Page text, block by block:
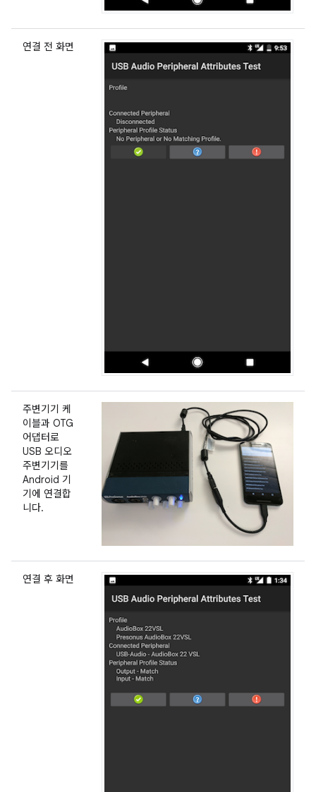
연결 전 화면
주변기기 케
이블과 OTG
어댑터로
USB 오디오
주변기기를
Android 기
기에 연결합
니다.
연결 후 화면